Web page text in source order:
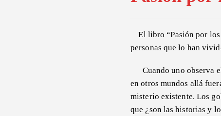
El libro “Pasión por los
personas que lo han
Cuando uno observa el
en otros mundos allá
misterio existente. Los
que ¿son las historias y